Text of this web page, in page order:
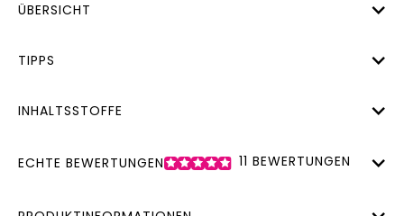
ÜBERSICHT
TIPPS
INHALTSSTOFFE
ECHTE BEWERTUNGEN 11 BEWERTUNGEN